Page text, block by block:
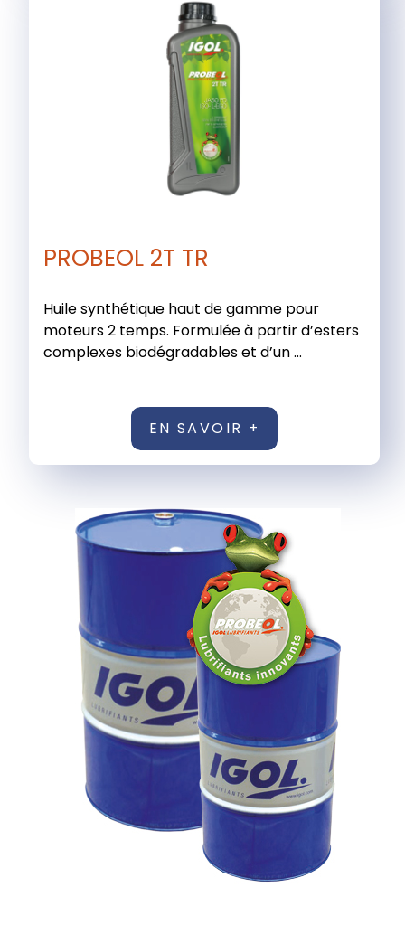
PROBEOL 2T TR
Huile synthétique haut de gamme pour
moteurs 2 temps. Formulée à partir d’esters
complexes biodégradables et d’un ...
EN SAVOIR +